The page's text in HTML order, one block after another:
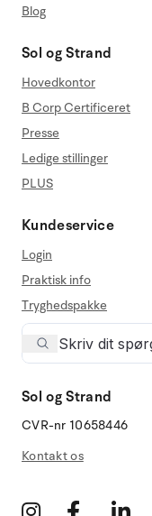
Blog
Sol og Strand
Hovedkontor
B Corp Certificeret
Presse
Ledige stillinger
PLUS
Kundeservice
Login
Praktisk info
Tryghedspakke
Sol og Strand
CVR-nr 10658446
Kontakt os